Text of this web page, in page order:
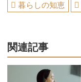
暮らしの知恵
関連記事